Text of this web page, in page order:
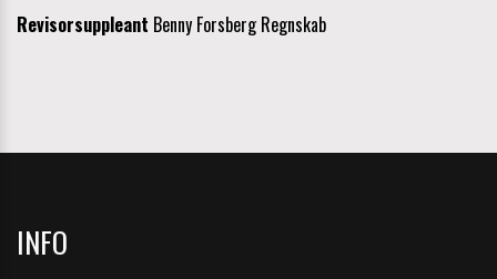
Revisorsuppleant Benny Forsberg Regnskab
INFO